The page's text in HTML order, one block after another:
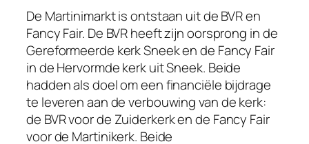
De Martinimarkt is ontstaan uit de BVR en
Fancy Fair. De BVR heeft zijn oorsprong in de
Gereformeerde kerk Sneek en de Fancy Fair
in de Hervormde kerk uit Sneek. Beide
hadden als doel om een financiële bijdrage
te leveren aan de verbouwing van de kerk:
de BVR voor de Zuiderkerk en de Fancy Fair
voor de Martinikerk. Beide